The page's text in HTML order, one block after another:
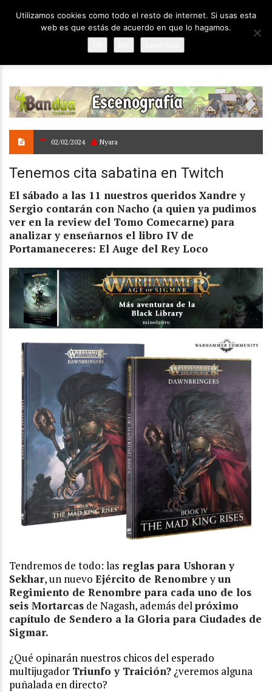
02/02/2024 Nyara
Tenemos cita sabatina en Twitch
El sábado a las 11 nuestros queridos Xandre y
Sergio contarán con Nacho (a quien ya pudimos
ver en la review del Tomo Comecarne) para
analizar y enseñarnos el libro IV de
Portamaneceres: El Auge del Rey Loco
Tendremos de todo: las reglas para Ushoran y
Sekhar, un nuevo Ejército de Renombreyun
Regimiento de Renombre para cada uno de los
seis Mortarcas de Nagash, además del próximo
capítulo de Sendero a la Gloria para Ciudades de
Sigmar.
¿Qué opinarán nuestros chicos del esperado
multijugador Triunfo y Traición? ¿veremos alguna
puñalada en directo?
Utilizamos cookies como todo el resto de internet. Si usas esta
web es que estás de acuerdo en que lo hagamos.